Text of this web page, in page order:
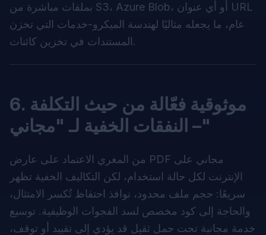
بملفات مباشرة من S3، Azure Blob، أو أي عنوان URL
عام، ما يجعله مثاليًا لهندسة الميكرو-خدمات التي تخزن
المستندات في تخزين كائنات.
6. موثوقية فعّالة من حيث التكلفة
– النفقات الخفية لـ "مجاني"
من المغري الاعتماد على عارض PDF مجاني على
الإنترنت لكل حالة استخدام، لكن التكاليف الخفية تظهر
سريعًا: حجم ملف محدود، نوافذ احتفاظ تُكسر الامتثال،
والحاجة إلى كود مخصص لسد الفجوات الوظيفية. توسيع
خدمة مجانية تحت حمل ثقيل قد يؤدي إلى تقييد أو توقف،